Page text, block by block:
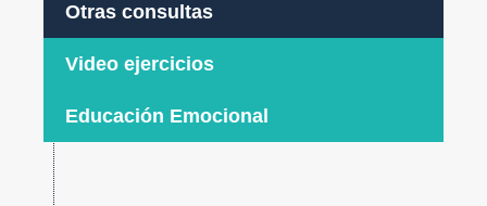
Otras consultas
Video ejercicios
Educación Emocional